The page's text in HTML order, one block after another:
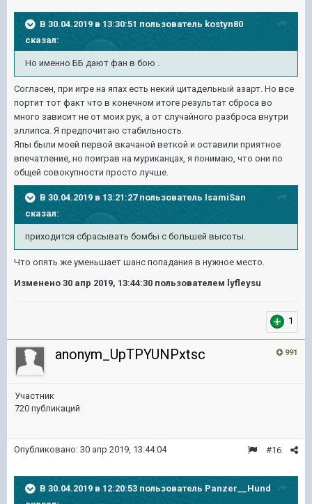
В 30.04.2019 в 13:30:51 пользователь kostyn80
сказал:
Но именно ББ дают фан в бою .
Согласен, при игре на япах есть некий цитадельный азарт. Но все
портит тот факт что в конечном итоге результат сброса во
много зависит не от моих рук, а от случайного разброса внутри
эллипса. Я предпочитаю стабильность.
Япы были моей первой вкачаной веткой и оставили приятное
впечатление, но поиграв на муриканцах, я понимаю, что они по
общей совокупности просто лучше.
В 30.04.2019 в 13:21:27 пользователь IsamiSan
сказал:
приходится сбрасывать бомбы с большей высоты.
Что опять же уменьшает шанс попадания в нужное место.
Изменено 30 апр 2019, 13:44:30 пользователем lyfleysu
1
991
anonym_UpTPYUNPxtsc
Участник
720 публикаций
#16
Опубликовано: 30 апр 2019, 13:44:04
В 30.04.2019 в 12:20:53 пользователь Panzer__Hund